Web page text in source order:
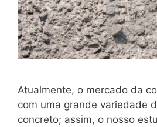
Atualmente, o mercado da
com uma grande variedade
concreto; assim, o nosso